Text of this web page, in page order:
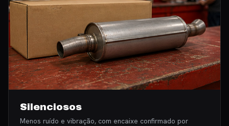
Silenciosos
Menos ruído e vibração, com encaixe confirmado por